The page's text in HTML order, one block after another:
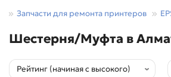
Запчасти для ремонта принтеров
Шестерня/Муфта в